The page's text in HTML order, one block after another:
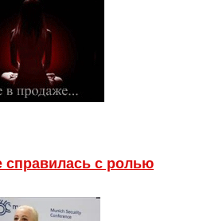
с ролью